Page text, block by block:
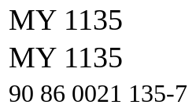
MY 1135
MY 1135
90 86 0021 135-7